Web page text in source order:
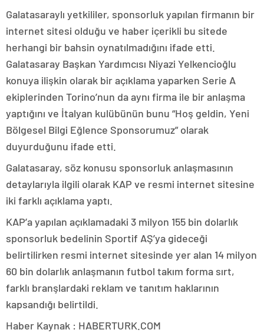
Galatasaraylı yetkililer, sponsorluk yapılan firmanın bir
internet sitesi olduğu ve haber içerikli bu sitede
herhangi bir bahsin oynatılmadığını ifade etti.
Galatasaray Başkan Yardımcısı Niyazi Yelkencioğlu
konuya ilişkin olarak bir açıklama yaparken Serie A
ekiplerinden Torino’nun da aynı firma ile bir anlaşma
yaptığını ve İtalyan kulübünün bunu “Hoş geldin, Yeni
Bölgesel Bilgi Eğlence Sponsorumuz” olarak
duyurduğunu ifade etti.
Galatasaray, söz konusu sponsorluk anlaşmasının
detaylarıyla ilgili olarak KAP ve resmi internet sitesine
iki farklı açıklama yaptı.
KAP’a yapılan açıklamadaki 3 milyon 155 bin dolarlık
sponsorluk bedelinin Sportif AŞ’ya gideceği
belirtilirken resmi internet sitesinde yer alan 14 milyon
60 bin dolarlık anlaşmanın futbol takım forma sırt,
farklı branşlardaki reklam ve tanıtım haklarının
kapsandığı belirtildi.
Haber Kaynak : HABERTURK.COM